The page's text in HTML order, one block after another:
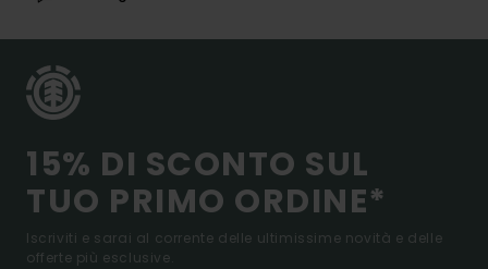
15% DI SCONTO SUL
TUO PRIMO ORDINE*
Iscriviti e sarai al corrente delle ultimissime novità e delle
offerte più esclusive.